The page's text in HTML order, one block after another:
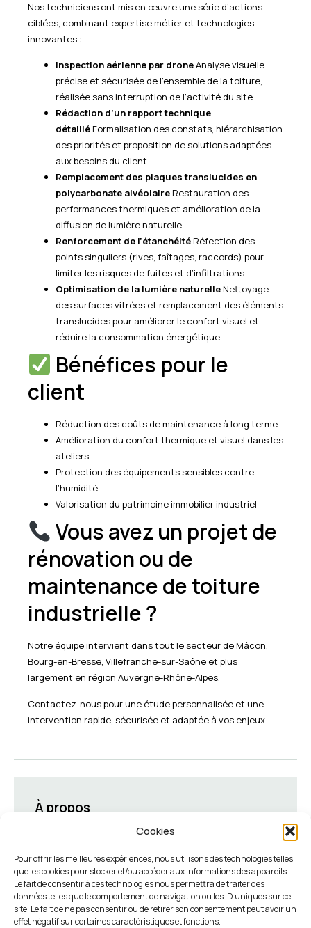
Cookies
Pour offrir les meilleures expériences, nous utilisons des technologies telles
que les cookies pour stocker et/ou accéder aux informations des appareils.
Le fait de consentir à ces technologies nous permettra de traiter des
données telles que le comportement de navigation ou les ID uniques sur ce
site. Le fait de ne pas consentir ou de retirer son consentement peut avoir un
effet négatif sur certaines caractéristiques et fonctions.
Nos techniciens ont mis en œuvre une série d’actions
ciblées, combinant expertise métier et technologies
innovantes :
Inspection aérienne par droneAnalyse visuelle
précise et sécurisée de l’ensemble de la toiture,
réalisée sans interruption de l’activité du site.
Rédaction d’un rapport technique
détailléFormalisation des constats, hiérarchisation
des priorités et proposition de solutions adaptées
aux besoins du client.
Remplacement des plaques translucides en
polycarbonate alvéolaireRestauration des
performances thermiques et amélioration de la
diffusion de lumière naturelle.
Renforcement de l’étanchéitéRéfection des
points singuliers (rives, faîtages, raccords) pour
limiter les risques de fuites et d’infiltrations.
Optimisation de la lumière naturelleNettoyage
des surfaces vitrées et remplacement des éléments
translucides pour améliorer le confort visuel et
réduire la consommation énergétique.
Bénéfices pour le
client
Réduction des coûts de maintenance à long terme
Amélioration du confort thermique et visuel dans les
ateliers
Protection des équipements sensibles contre
l’humidité
Valorisation du patrimoine immobilier industriel
Vous avez un projet de
rénovation ou de
maintenance de toiture
industrielle ?
Notre équipe intervient dans tout le secteur de Mâcon,
Bourg-en-Bresse, Villefranche-sur-Saône et plus
largement en région Auvergne-Rhône-Alpes.
Contactez-nous pour une étude personnalisée et une
intervention rapide, sécurisée et adaptée à vos enjeux.
À propos
Drone Tech Toiture intervient enSaône-et-Loire, dans
l’Ainet l’ensemble des régionsRhône-Alpes et
Bourgognepour garantir la fiabilité et la durabilité de
vos toitures : Diagnostic et recherche de fuite,
étanchéité et couverture, démoussage, nettoyage et